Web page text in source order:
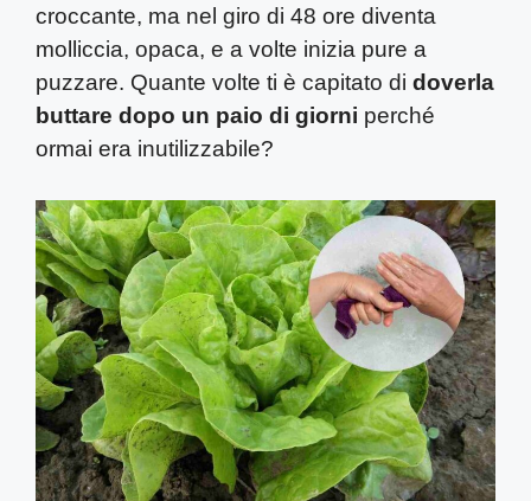
croccante, ma nel giro di 48 ore diventa
molliccia, opaca, e a volte inizia pure a
puzzare. Quante volte ti è capitato di doverla
buttare dopo un paio di giorni perché
ormai era inutilizzabile?